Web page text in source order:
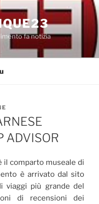
fa notizia
ADVISOR
il comparto museale di
è arrivato dal sito
viaggi più grande del
di recensioni dei